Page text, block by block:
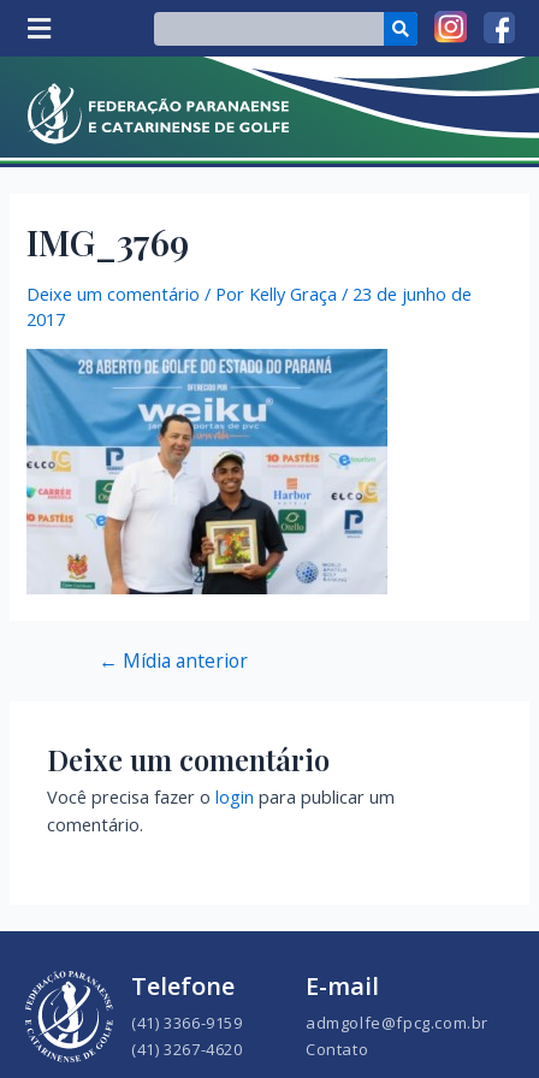
IMG_3769
Deixe um comentário / Por Kelly Graça / 23 de junho de
2017
← Mídia anterior
Deixe um comentário
Você precisa fazer ologin para publicar um
comentário.
Telefone
(41) 3366-9159
(41) 3267-4620
E-mail
admgolfe@fpcg.com.br
Contato